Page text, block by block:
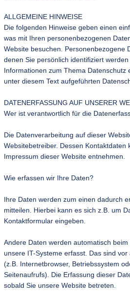
ALLGEMEINE HINWEISE
Die folgenden Hinweise geben einen
was mit Ihren personenbezogenen
Website besuchen. Personenbezogene
denen Sie persönlich identifiziert
Informationen zum Thema Datenschutz
unter diesem Text aufgeführten
DATENERFASSUNG AUF UNSERER
Wer ist verantwortlich für die
Die Datenverarbeitung auf dieser
Websitebetreiber. Dessen Kontaktdaten
Impressum dieser Website entnehmen.
Wie erfassen wir Ihre Daten?
Ihre Daten werden zum einen dadurch
mitteilen. Hierbei kann es sich z.B. um
Kontaktformular eingeben.
Andere Daten werden automatisch
unsere IT-Systeme erfasst. Das sind
(z.B. Internetbrowser, Betriebssystem
Seitenaufrufs). Die Erfassung dieser
sobald Sie unsere Website betreten.